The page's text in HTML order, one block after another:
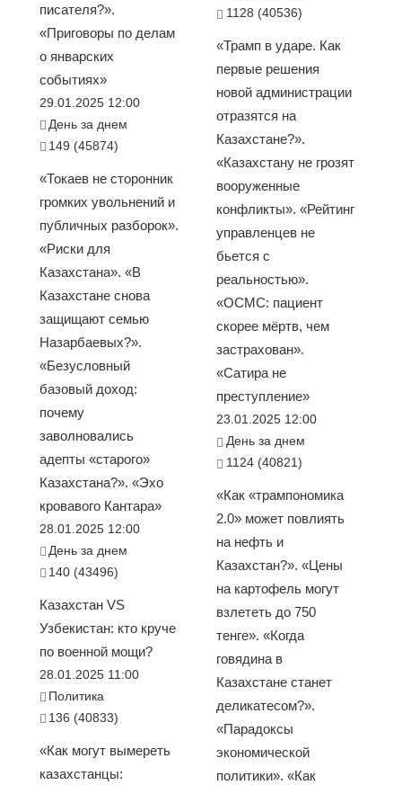
писателя?».
«Приговоры по делам
о январских
событиях»
29.01.2025 12:00
День за днем
149 (45874)
«Токаев не сторонник
громких увольнений и
публичных разборок».
«Риски для
Казахстана». «В
Казахстане снова
защищают семью
Назарбаевых?».
«Безусловный
базовый доход:
почему
заволновались
адепты «старого»
Казахстана?». «Эхо
кровавого Кантара»
28.01.2025 12:00
День за днем
140 (43496)
Казахстан VS
Узбекистан: кто круче
по военной мощи?
28.01.2025 11:00
Политика
136 (40833)
«Как могут вымереть
казахстанцы:
1128 (40536)
«Трамп в ударе. Как
первые решения
новой администрации
отразятся на
Казахстане?».
«Казахстану не грозят
вооруженные
конфликты». «Рейтинг
управленцев не
бьется с
реальностью».
«ОСМС: пациент
скорее мёртв, чем
застрахован».
«Сатира не
преступление»
23.01.2025 12:00
День за днем
1124 (40821)
«Как «трампономика
2.0» может повлиять
на нефть и
Казахстан?». «Цены
на картофель могут
взлететь до 750
тенге». «Когда
говядина в
Казахстане станет
деликатесом?».
«Парадоксы
экономической
политики». «Как